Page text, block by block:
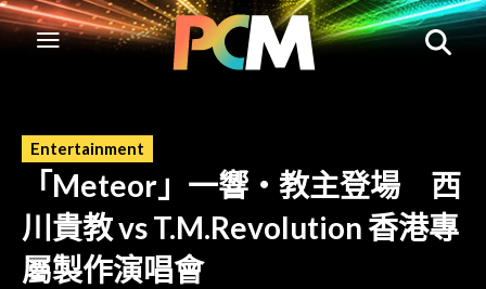
Entertainment
「Meteor」一響‧教主登場 西
川貴教 vs T.M.Revolution 香港專
屬製作演唱會